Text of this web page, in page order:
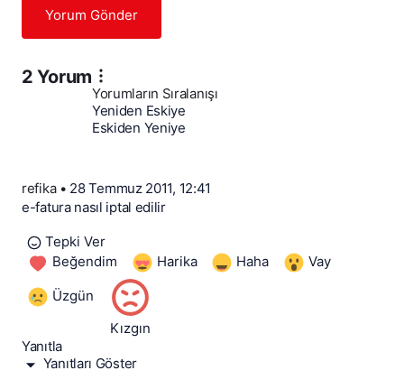
Yorum Gönder
2 Yorum
Yorumların Sıralanışı
Yeniden Eskiye
Eskiden Yeniye
refika • 28 Temmuz 2011, 12:41
e-fatura nasıl iptal edilir
Tepki Ver
Beğendim
Harika Haha Vay
Üzgün
Kızgın
Yanıtla
Yanıtları Göster